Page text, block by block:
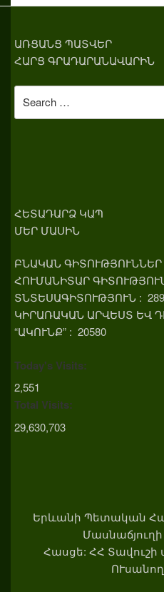
ԱՌՑԱՆՑ ՊԱՏՎԵՐ
ՀԱՐՑ ԳՐԱԴԱՐԱՆԱՎԱՐԻՆ
for:
ՀԵՏԱԴԱՐՁ ԿԱՊ
ՄԵՐ ՄԱՍԻՆ
ԲՆԱԿԱՆ ԳԻՏՈՒԹՅՈՒՆՆԵՐ :
ՀՈՒՄԱՆԻՏԱՐ
ՏՆՏԵՍԱԳԻՏՈՒԹՅՈՒՆ :
ԿԻՐԱՌԱԿԱՆ ԱՐՎԵՍՏ ԵՎ
“ԱԿՈՒՆՔ” : 20580
Today's Visits:
2,551
Total Visits:
29,630,703
Երևանի Պետական
Հասցե: ՀՀ Տավուշի